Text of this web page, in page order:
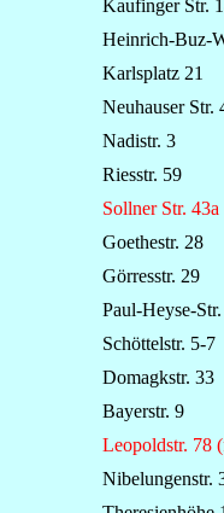
Kaufinger Str.
Heinrich-Buz-
Karlsplatz 21
Neuhauser Str.
Nadistr. 3
Riesstr. 59
Sollner Str. 43a
Goethestr. 28
Görresstr. 29
Paul-Heyse-
Schöttelstr. 5-7
Domagkstr. 33
Bayerstr. 9
Leopoldstr. 78
Nibelungenstr.